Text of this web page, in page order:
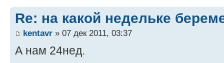
Re: на какой недельке
kentavr » 07 дек 2011, 03:37
А нам 24нед.